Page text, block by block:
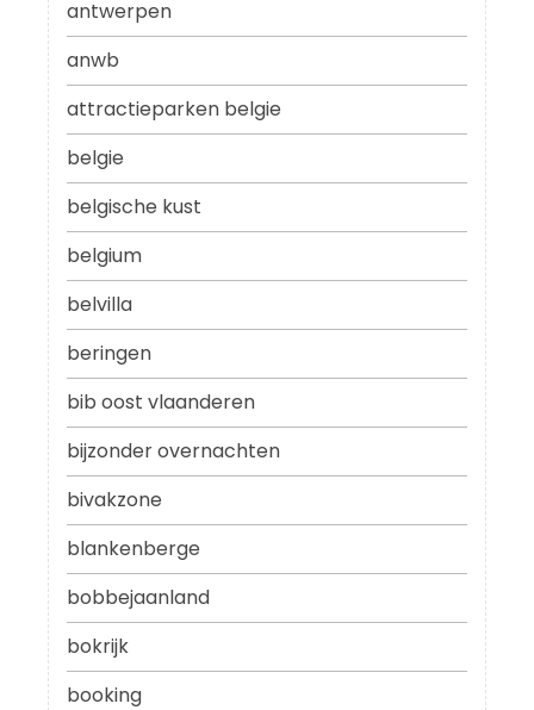
antwerpen
anwb
attractieparken belgie
belgie
belgische kust
belgium
belvilla
beringen
bib oost vlaanderen
bijzonder overnachten
bivakzone
blankenberge
bobbejaanland
bokrijk
booking